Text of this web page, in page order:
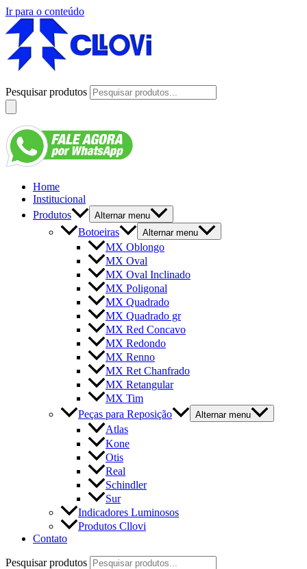
Ir para o conteúdo
Pesquisar produtos
Home
Institucional
Produtos
Alternar menu
Botoeiras Alternar menu
MX Oblongo
MX Oval
MX Oval Inclinado
MX Poligonal
MX Quadrado
MX Quadrado gr
MX Red Concavo
MX Redondo
MX Renno
MX Ret Chanfrado
MX Retangular
MX Tim
Peças para Reposição
Alternar menu
Atlas
Kone
Otis
Real
Schindler
Sur
Indicadores Luminosos
Produtos Cllovi
Contato
Pesquisar produtos